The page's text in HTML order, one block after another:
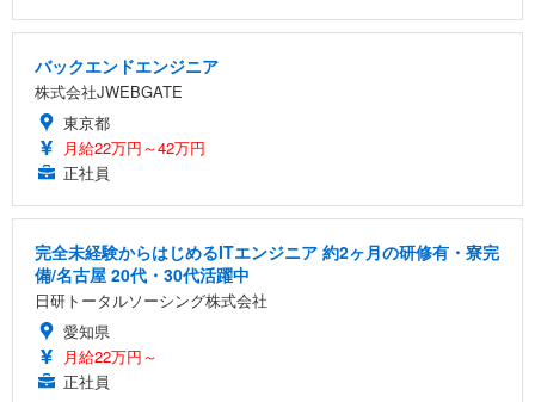
バックエンドエンジニア
株式会社JWEBGATE
東京都
月給22万円～42万円
正社員
完全未経験からはじめるITエンジニア 約2ヶ月の研修有・寮完
備/名古屋 20代・30代活躍中
日研トータルソーシング株式会社
愛知県
月給22万円～
正社員